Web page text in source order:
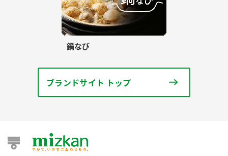
鍋なび
ブランドサイト トップ